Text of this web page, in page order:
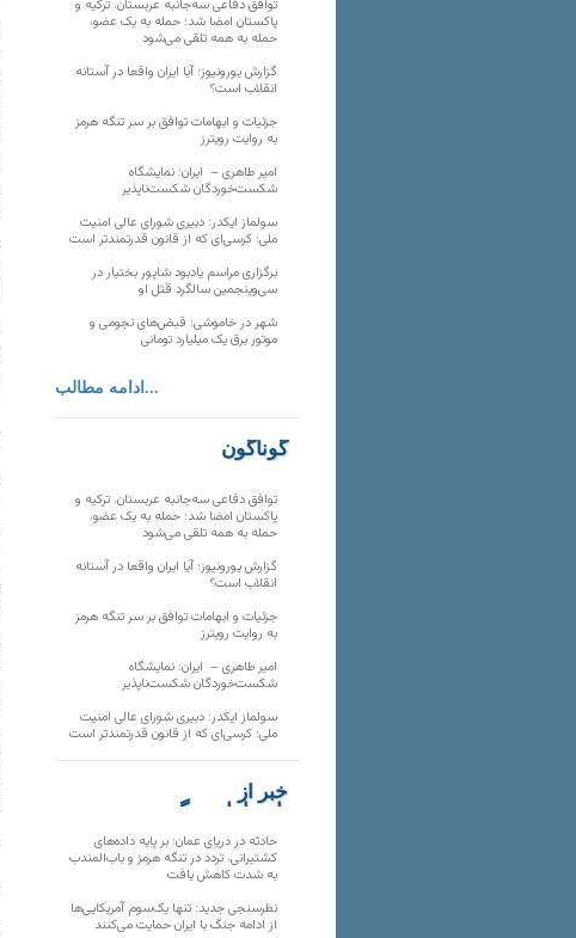
توافق دفاعی سه‌جانبه عربستان، ترکیه و
پاکستان امضا شد؛ حمله به یک عضو،
حمله به همه تلقی می‌شود
گزارش یورونیوز؛ آیا ایران واقعا در آستانه
انقلاب است؟
جزئیات و ابهامات توافق بر سر تنگه هرمز
به روایت رویترز
امیر طاهری – ایران: نمایشگاه
شکست‌خوردگان شکست‌ناپذیر
سولماز ایکدر: دبیری شورای عالی امنیت
ملی؛ کرسی‌ای که از قانون قدرتمندتر است
برگزاری مراسم یادبود شاپور بختیار در
سی‌وپنجمین سالگرد قتل او
شهر در خاموشی؛ قبض‌های نجومی و
موتور برق یک میلیارد تومانی
ادامه مطالب...
گوناگون
توافق دفاعی سه‌جانبه عربستان، ترکیه و
پاکستان امضا شد؛ حمله به یک عضو،
حمله به همه تلقی می‌شود
گزارش یورونیوز؛ آیا ایران واقعا در آستانه
انقلاب است؟
جزئیات و ابهامات توافق بر سر تنگه هرمز
به روایت رویترز
امیر طاهری – ایران: نمایشگاه
شکست‌خوردگان شکست‌ناپذیر
سولماز ایکدر: دبیری شورای عالی امنیت
ملی؛ کرسی‌ای که از قانون قدرتمندتر است
خبر از
تارنماهای دیگر
حادثه در دریای عمان؛ بر پایه داده‌های
کشتیرانی، تردد در تنگه هرمز و باب‌المندب
به شدت کاهش یافت
نظرسنجی جدید: تنها یک‌سوم آمریکایی‌ها
از ادامه جنگ با ایران حمایت می‌کنند